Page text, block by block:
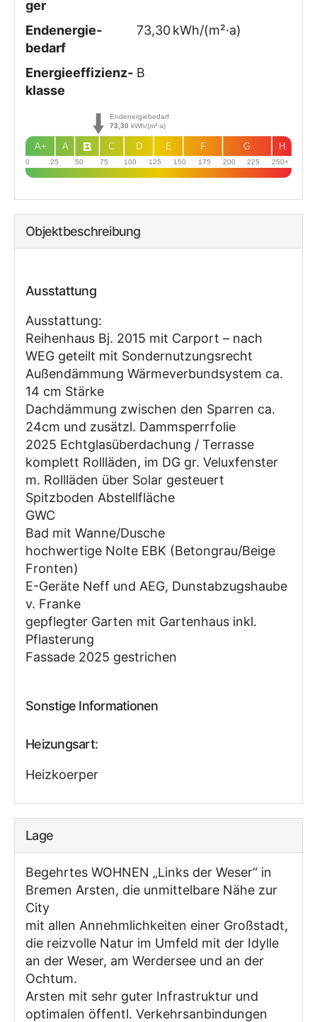
ger
Endenergie­
bedarf
73,30 kWh/(m²·a)
Energie­effizienz­
klasse
B
0 25 50 75 100 125 150 175 200 225 250+
H
G
F
E
D
C
A
A+ B
Endenergiebedarf
73,30 kWh/(m²·a)
Objekt­beschreibung
Ausstattung
Ausstattung:
Reihenhaus Bj. 2015 mit Carport – nach
WEG geteilt mit Sondernutzungsrecht
Außendämmung Wärmeverbundsystem ca.
14 cm Stärke
Dachdämmung zwischen den Sparren ca.
24cm und zusätzl. Dammsperrfolie
2025 Echtglasüberdachung / Terrasse
komplett Rollläden, im DG gr. Veluxfenster
m. Rollläden über Solar gesteuert
Spitzboden Abstellfläche
GWC
Bad mit Wanne/Dusche
hochwertige Nolte EBK (Betongrau/Beige
Fronten)
E-Geräte Neff und AEG, Dunstabzugshaube
v. Franke
gepflegter Garten mit Gartenhaus inkl.
Pflasterung
Fassade 2025 gestrichen
Sonstige Informationen
Heizungsart:
Heizkoerper
Lage
Begehrtes WOHNEN „Links der Weser“ in
Bremen Arsten, die unmittelbare Nähe zur
City
mit allen Annehmlichkeiten einer Großstadt,
die reizvolle Natur im Umfeld mit der Idylle
an der Weser, am Werdersee und an der
Ochtum.
Arsten mit sehr guter Infrastruktur und
optimalen öffentl. Verkehrsanbindungen